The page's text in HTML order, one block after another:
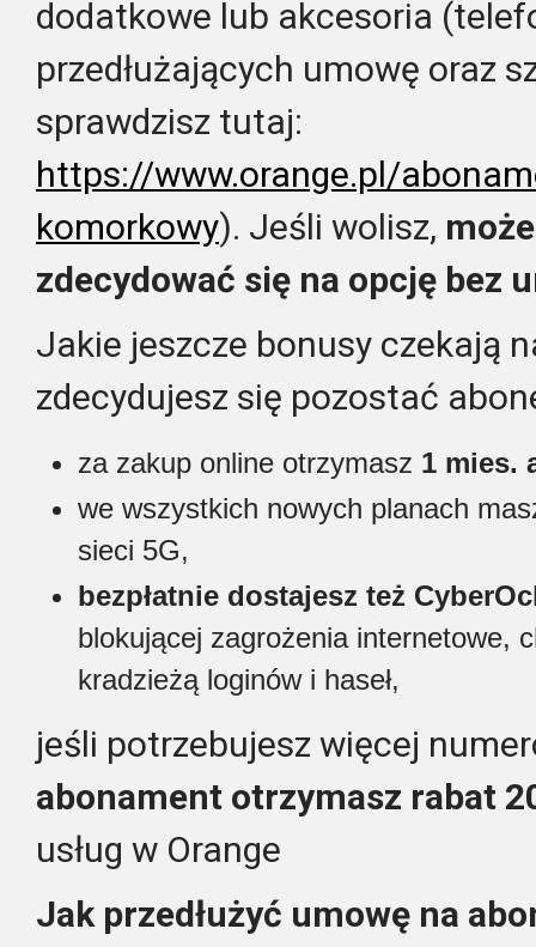
dodatkowe lub akcesoria
przedłużających umowę oraz
sprawdzisz tutaj:
https://www.orange.pl/
komorkowy). Jeśli wolisz,
zdecydować się na opcję bez
Jakie jeszcze bonusy czekają
zdecydujesz się pozostać
za zakup online otrzymasz 1 mies.
we wszystkich nowych planach
sieci 5G,
bezpłatnie dostajesz też
blokującej zagrożenia internetowe,
kradzieżą loginów i haseł,
jeśli potrzebujesz więcej
abonament otrzymasz rabat
usług w Orange
Jak przedłużyć umowę na